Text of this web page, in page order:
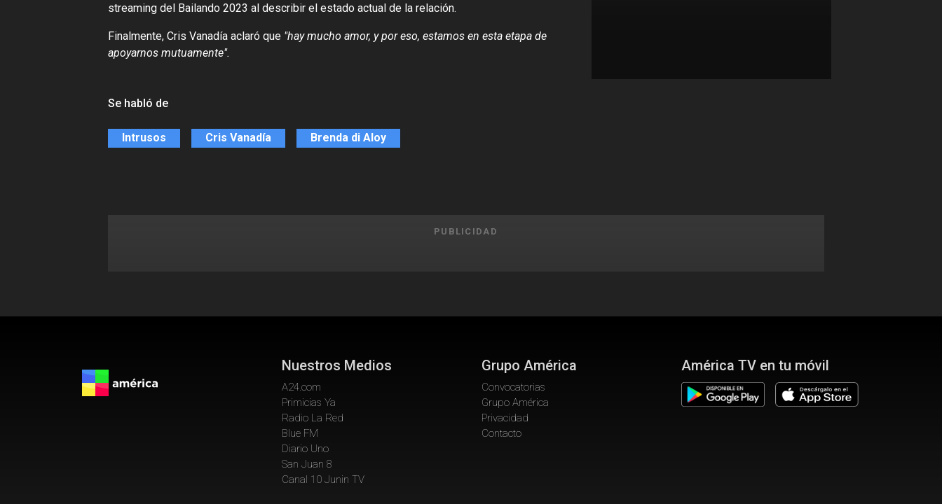
streaming del Bailando 2023 al describir el estado actual de la relación.
Finalmente, Cris Vanadía aclaró que"hay mucho amor, y por eso, estamos en esta etapa de
apoyarnos mutuamente".
Se habló de
Intrusos Cris Vanadía Brenda di Aloy
PUBLICIDAD
Nuestros Medios
A24.com
Primicias Ya
Radio La Red
Blue FM
Diario Uno
San Juan 8
Canal 10 Junin TV
Grupo América
Convocatorias
Grupo América
Privacidad
Contacto
América TV en tu móvil